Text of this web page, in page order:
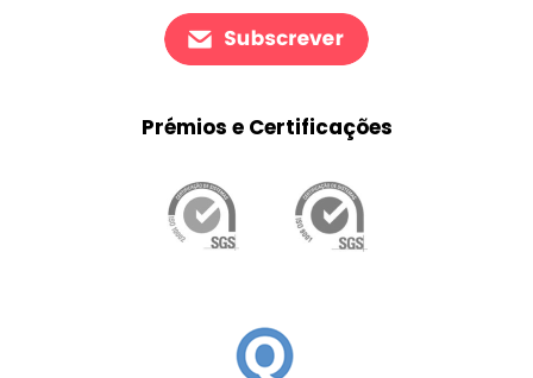
Prémios e Certificações